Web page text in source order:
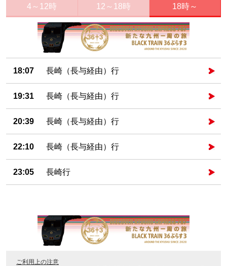
4～12時 12～18時 18時～
18:07 長崎（長与経由）行
19:31 長崎（長与経由）行
20:39 長崎（長与経由）行
22:10 長崎（長与経由）行
23:05 長崎行
ご利用上の注意